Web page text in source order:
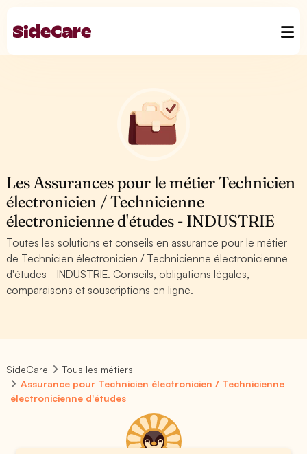
Les Assurances pour le métier Technicien
électronicien / Technicienne
électronicienne d'études - INDUSTRIE
Toutes les solutions et conseils en assurance pour le métier
de Technicien électronicien / Technicienne électronicienne
d'études - INDUSTRIE. Conseils, obligations légales,
comparaisons et souscriptions en ligne.
SideCare
Tous les métiers
Assurance pour Technicien électronicien / Technicienne
électronicienne d'études